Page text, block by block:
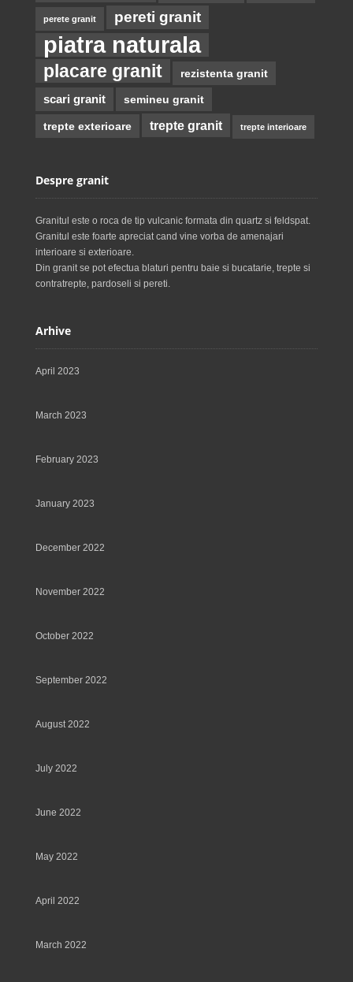
perete granit pereti granit
piatra naturala
placare granit rezistenta granit
scari granit semineu granit
trepte exterioare trepte granit trepte interioare
Despre granit
Granitul este o roca de tip vulcanic formata din quartz si feldspat.
Granitul este foarte apreciat cand vine vorba de amenajari
interioare si exterioare.
Din granit se pot efectua blaturi pentru baie si bucatarie, trepte si
contratrepte, pardoseli si pereti.
Arhive
April 2023
March 2023
February 2023
January 2023
December 2022
November 2022
October 2022
September 2022
August 2022
July 2022
June 2022
May 2022
April 2022
March 2022